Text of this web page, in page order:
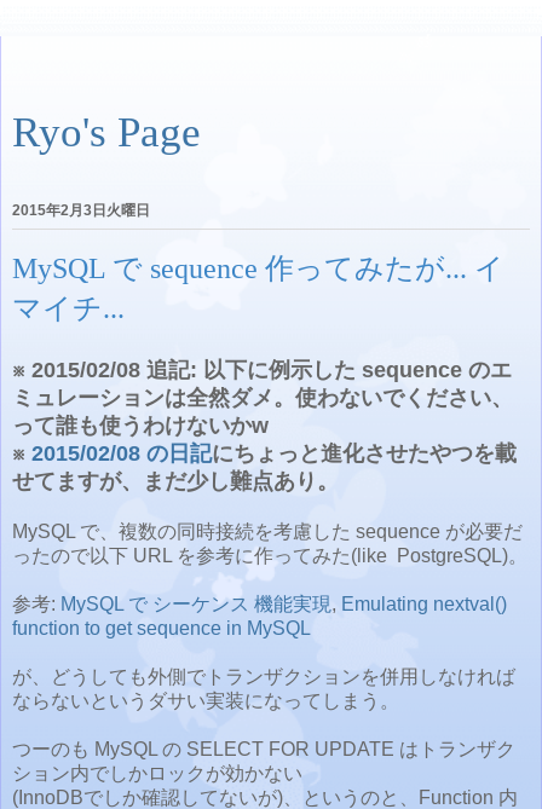
Ryo's Page
2015年2月3日火曜日
MySQL で sequence 作ってみたが... イ
マイチ...
※ 2015/02/08 追記: 以下に例示した sequence のエ
ミュレーションは全然ダメ。使わないでください、
って誰も使うわけないかw
※ 2015/02/08 の日記にちょっと進化させたやつを載
せてますが、まだ少し難点あり。
MySQL で、複数の同時接続を考慮した sequence が必要だ
ったので以下 URL を参考に作ってみた(like PostgreSQL)。
参考: MySQL で シーケンス 機能実現, Emulating nextval()
function to get sequence in MySQL
が、どうしても外側でトランザクションを併用しなければ
ならないというダサい実装になってしまう。
つーのも MySQL の SELECT FOR UPDATE はトランザク
ション内でしかロックが効かない
(InnoDBでしか確認してないが)、というのと、Function 内